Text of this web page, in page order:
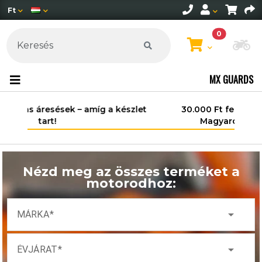
Ft
0
MX GUARDS
30.000 Ft felett ingyenes szállítás
Nézd meg az összes terméket a
motorodhoz:
MÁRKA arrow_drop_down
ÉVJÁRAT arrow_drop_down